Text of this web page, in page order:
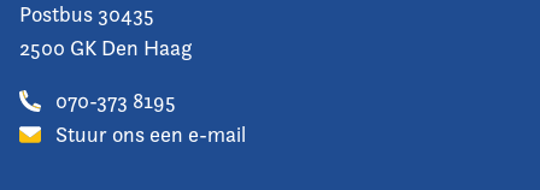
Postbus 30435
2500 GK Den Haag
070-373 8195
Stuur ons een e-mail